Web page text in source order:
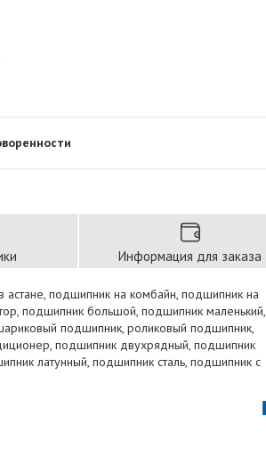
Информация для заказа
подшипник на комбайн, подшипник на
подшипник большой, подшипник маленький,
подшипник, роликовый подшипник,
подшипник двухрядный, подшипник
латунный, подшипник сталь, подшипник с